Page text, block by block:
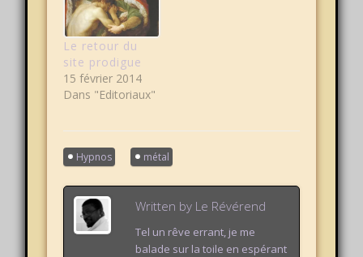
Le retour du
site prodigue
15 février 2014
Dans "Editoriaux"
Hypnos métal
Written by Le Révérend
Tel un rêve errant, je me
balade sur la toile en espérant